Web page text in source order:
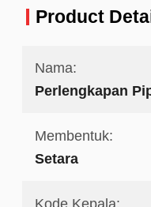
Product
Nama:
Perlengkapan
Membentuk:
Setara
Kode Kepala: